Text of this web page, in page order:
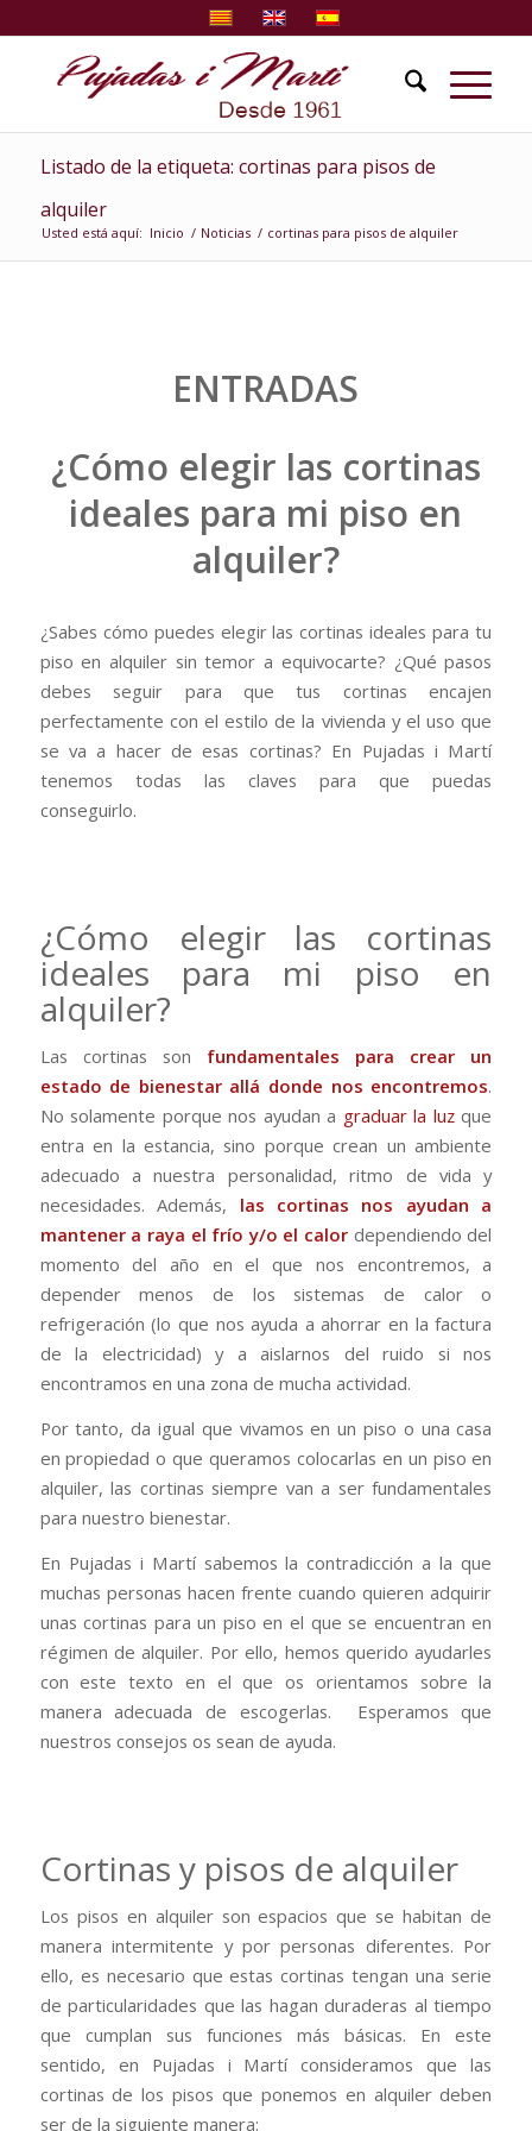
Listado de la etiqueta: cortinas para pisos de
alquiler
Usted está aquí: Inicio / Noticias / cortinas para pisos de alquiler
ENTRADAS
¿Cómo elegir las cortinas
ideales para mi piso en
alquiler?
¿Sabes cómo puedes elegir las cortinas ideales para tu
piso en alquiler sin temor a equivocarte? ¿Qué pasos
debes seguir para que tus cortinas encajen
perfectamente con el estilo de la vivienda y el uso que
se va a hacer de esas cortinas? En Pujadas i Martí
tenemos todas las claves para que puedas
conseguirlo.
¿Cómo elegir las cortinas
ideales para mi piso en
alquiler?
Las cortinas son fundamentales para crear un
estado de bienestar allá donde nos encontremos.
No solamente porque nos ayudan a graduar la luzque
entra en la estancia, sino porque crean un ambiente
adecuado a nuestra personalidad, ritmo de vida y
necesidades. Además, las cortinas nos ayudan a
mantener a raya el frío y/o el calor dependiendo del
momento del año en el que nos encontremos, a
depender menos de los sistemas de calor o
refrigeración (lo que nos ayuda a ahorrar en la factura
de la electricidad) y a aislarnos del ruido si nos
encontramos en una zona de mucha actividad.
Por tanto, da igual que vivamos en un piso o una casa
en propiedad o que queramos colocarlas en un piso en
alquiler, las cortinas siempre van a ser fundamentales
para nuestro bienestar.
En Pujadas i Martí sabemos la contradicción a la que
muchas personas hacen frente cuando quieren adquirir
unas cortinas para un piso en el que se encuentran en
régimen de alquiler. Por ello, hemos querido ayudarles
con este texto en el que os orientamos sobre la
manera adecuada de escogerlas. Esperamos que
nuestros consejos os sean de ayuda.
Cortinas y pisos de alquiler
Los pisos en alquiler son espacios que se habitan de
manera intermitente y por personas diferentes. Por
ello, es necesario que estas cortinas tengan una serie
de particularidades que las hagan duraderas al tiempo
que cumplan sus funciones más básicas. En este
sentido, en Pujadas i Martí consideramos que las
cortinas de los pisos que ponemos en alquiler deben
ser de la siguiente manera: